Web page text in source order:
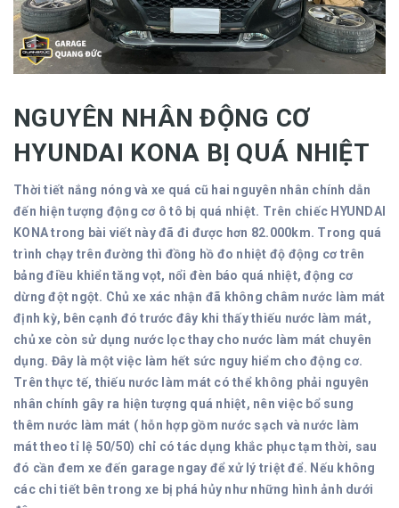
NGUYÊN NHÂN ĐỘNG CƠ
HYUNDAI KONA BỊ QUÁ NHIỆT
Thời tiết nắng nóng và xe quá cũ hai nguyên nhân chính dẫn
đến hiện tượng động cơ ô tô bị quá nhiệt. Trên chiếc HYUNDAI
KONA trong bài viết này đã đi được hơn 82.000km. Trong quá
trình chạy trên đường thì đồng hồ đo nhiệt độ động cơ trên
bảng điều khiển tăng vọt, nổi đèn báo quá nhiệt, động cơ
dừng đột ngột. Chủ xe xác nhận đã không châm nước làm mát
định kỳ, bên cạnh đó trước đây khi thấy thiếu nước làm mát,
chủ xe còn sử dụng nước lọc thay cho nước làm mát chuyên
dụng. Đây là một việc làm hết sức nguy hiểm cho động cơ.
Trên thực tế, thiếu nước làm mát có thể không phải nguyên
nhân chính gây ra hiện tượng quá nhiệt, nên việc bổ sung
thêm nước làm mát ( hỗn hợp gồm nước sạch và nước làm
mát theo tỉ lệ 50/50) chỉ có tác dụng khắc phục tạm thời, sau
đó cần đem xe đến garage ngay để xử lý triệt để. Nếu không
các chi tiết bên trong xe bị phá hủy như những hình ảnh dưới